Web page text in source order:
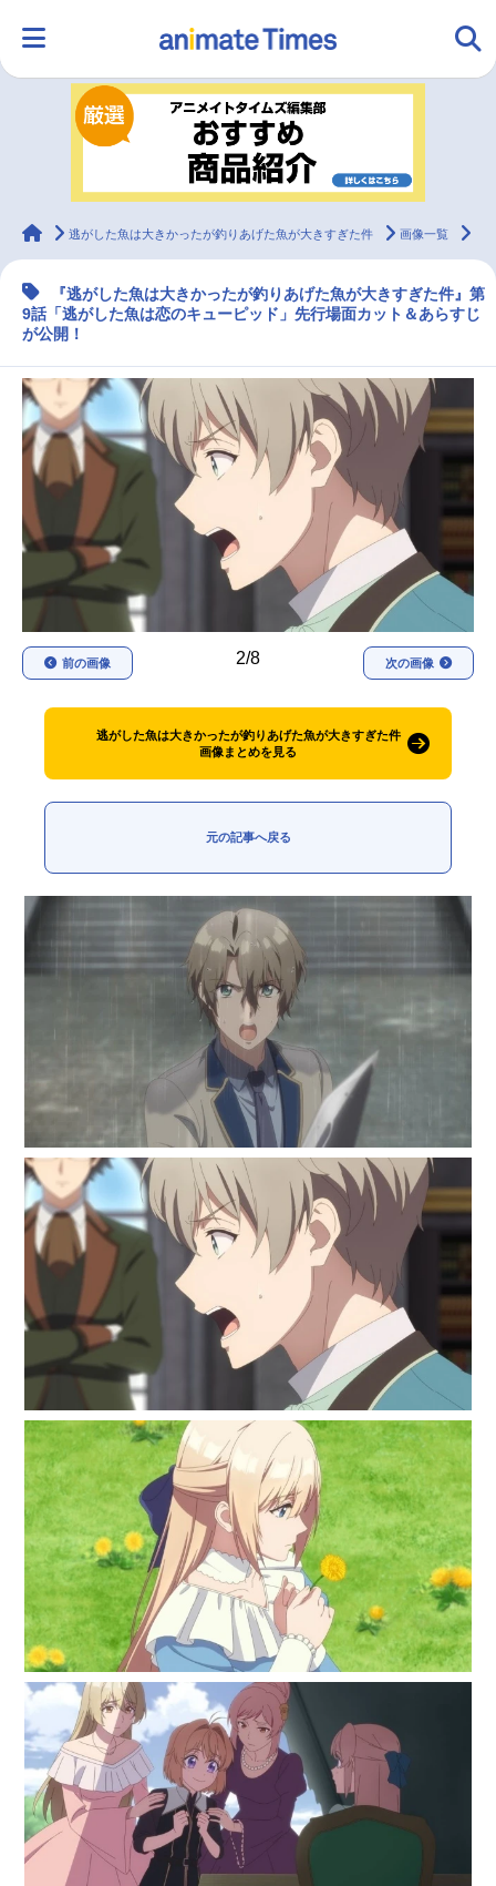
ランキング アニメ
ラジオ
マンガ・ラノベ ゲーム・アプリ 音楽 コスプレ
2.5次元 配信・Vtuber トレンド 無料マンガ
最新記事一覧
アニメ記事一覧 声優記事一覧
アニメ映画一覧 実写化映画一覧
今期アニメ曜日別一覧
春アニメ 夏アニメ
秋アニメ
男性声優/女性声優一覧
animateTimes
逃がした魚は大きかったが釣りあげた魚が大きすぎた件 画像一覧
『逃がした魚は大きかったが釣りあげた魚が大きすぎた件』第
9話「逃がした魚は恋のキューピッド」先行場面カット＆あらすじ
が公開！
2/8
前の画像 次の画像
逃がした魚は大きかったが釣りあげた魚が大きすぎた件
画像まとめを見る
元の記事へ戻る